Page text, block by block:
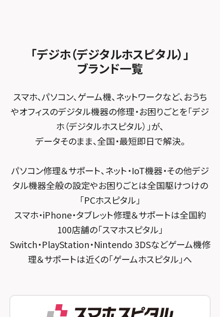
スマホスピタル テルル松戸五香
スマホスピタル テルル宮野木
スマホスピタル千葉
スマホスピタル 大森
スマホスピタル練馬
スマホスピタル 神田
スマホスピタル三軒茶屋
スマホスピタル秋葉原
スマホスピタル 自由が丘
スマホスピタル平和が丘
スマホスピタル春日井勝川
スマホスピタル住道オペラパーク
スマホスピタル東大阪ロンモール布施
スマホスピタル堺
スマホスピタル 堺出張所
スマホスピタル京都河原町
スマホスピタル宇治槙島
スマホスピタル烏丸
スマホスピタル 京都宇治
スマホスピタル 福知山
スマホスピタル神戸三宮
スマホスピタル by デジホ 姫路キャスパ
MacBook修理メニュー
FCNTスマートフォン修理
「デジホ（デジタルホスピタル）」
ブランド一覧
スマホ、パソコン、ゲーム機、ネットワークなど、おうち
やオフィスのデジタル機器の修理・お困りごとを「デジ
ホ（デジタルホスピタル）」が、
データそのまま、全国・最短即日で解決。
パソコン修理＆サポート、ネット・IoT機器・その他デジ
タル機器全般の設定やお困りごとは全国駆けつけの
「PCホスピタル」
スマホ・iPhone・タブレット修理＆サポートは全国約
100店舗の「スマホスピタル」
Switch・PlayStation・Nintendo 3DSなどゲーム機修
理＆サポートは近くの「ゲームホスピタル」へ